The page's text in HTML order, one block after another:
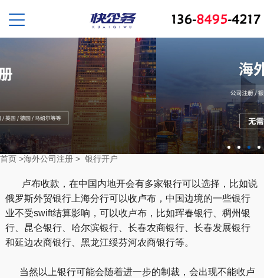
首页 >海外公司注册 > 银行开户
卢布收款，在中国内地开会有多家银行可以选择，比如说
俄罗斯外贸银行上海分行可以收卢布，中国边境的一些银行
业不受swift结算影响，可以收卢布，比如珲春银行、稠州银
行、昆仑银行、哈尔滨银行、长春农商银行、长春发展银行
和延边农商银行、黑龙江绥芬河农商银行等。
当然以上银行可能会随着进一步的制裁，会出现不能收卢